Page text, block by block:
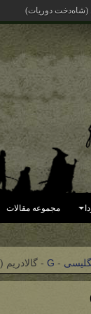
(شاه‌دخت دوریات)
مجموعه مقالات
-
G
-